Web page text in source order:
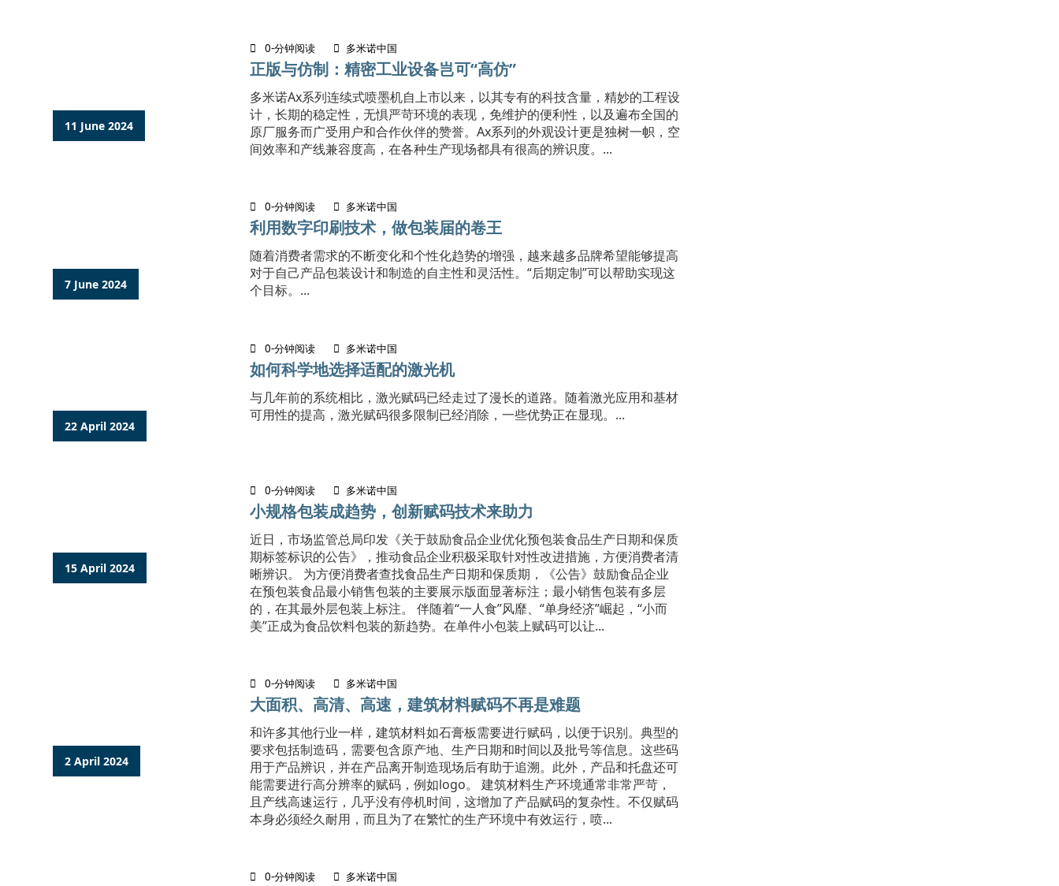
11 June 2024
0-分钟阅读 多米诺中国
正版与仿制：精密工业设备岂可“高仿”
​多米诺Ax系列连续式喷墨机自上市以来，以其专有的科技含量，精妙的工程设
计，长期的稳定性，无惧严苛环境的表现，免维护的便利性，以及遍布全国的
原厂服务而广受用户和合作伙伴的赞誉。Ax系列的外观设计更是独树一帜，空
间效率和产线兼容度高，在各种生产现场都具有很高的辨识度。...
7 June 2024
0-分钟阅读 多米诺中国
利用数字印刷技术，做包装届的卷王
随着消费者需求的不断变化和个性化趋势的增强，越来越多品牌希望能够提高
对于自己产品包装设计和制造的自主性和灵活性。“后期定制”可以帮助实现这
个目标。...
22 April 2024
0-分钟阅读 多米诺中国
如何科学地选择适配的激光机
与几年前的系统相比，激光赋码已经走过了漫长的道路。随着激光应用和基材
可用性的提高，激光赋码很多限制已经消除，一些优势正在显现。...
15 April 2024
0-分钟阅读 多米诺中国
小规格包装成趋势，创新赋码技术来助力
近日，市场监管总局印发《关于鼓励食品企业优化预包装食品生产日期和保质
期标签标识的公告》，推动食品企业积极采取针对性改进措施，方便消费者清
晰辨识。 为方便消费者查找食品生产日期和保质期，《公告》鼓励食品企业
在预包装食品最小销售包装的主要展示版面显著标注；最小销售包装有多层
的，在其最外层包装上标注。 伴随着“一人食”风靡、“单身经济”崛起，“小而
美”正成为食品饮料包装的新趋势。在单件小包装上赋码可以让...
2 April 2024
0-分钟阅读 多米诺中国
大面积、高清、高速，建筑材料赋码不再是难题
和许多其他行业一样，建筑材料如石膏板需要进行赋码，以便于识别。典型的
要求包括制造码，需要包含原产地、生产日期和时间以及批号等信息。这些码
用于产品辨识，并在产品离开制造现场后有助于追溯。此外，产品和托盘还可
能需要进行高分辨率的赋码，例如logo。 建筑材料生产环境通常非常严苛，
且产线高速运行，几乎没有停机时间，这增加了产品赋码的复杂性。不仅赋码
本身必须经久耐用，而且为了在繁忙的生产环境中有效运行，喷...
0-分钟阅读 多米诺中国